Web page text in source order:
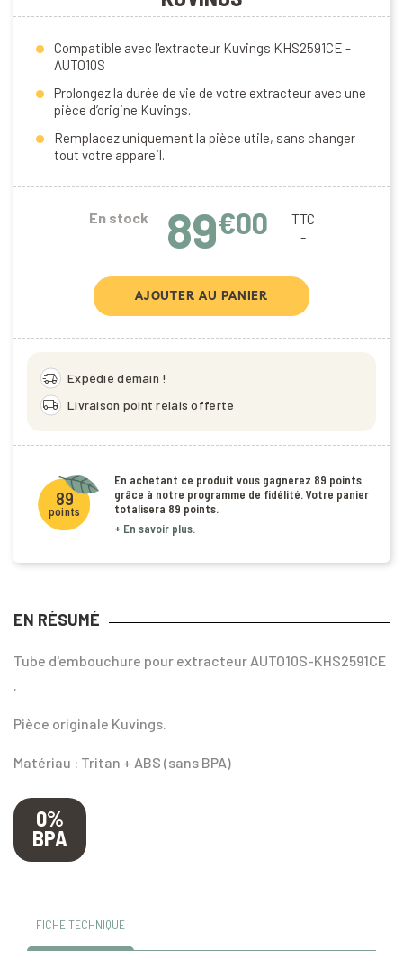
Compatible avec l'extracteur Kuvings KHS2591CE -
AUTO10S
Prolongez la durée de vie de votre extracteur avec une
pièce d’origine Kuvings.
Remplacez uniquement la pièce utile, sans changer
tout votre appareil.
En stock 89€00 TTC
AJOUTER AU PANIER
delivery_truck_speed Expédié demain !
local_shipping Livraison point relais offerte
89
points
En achetant ce produit vous gagnerez 89 points
grâce à notre programme de fidélité. Votre panier
totalisera 89 points.
+ En savoir plus.
EN RÉSUMÉ
Tube d'embouchure pour extracteur AUTO10S-KHS2591CE
.
Pièce originale Kuvings.
Matériau : Tritan + ABS (sans BPA)
0%
BPA
FICHE TECHNIQUE